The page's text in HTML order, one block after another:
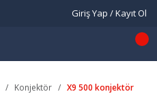
Giriş Yap / Kayıt Ol
Konjektör X9 500 konjektör